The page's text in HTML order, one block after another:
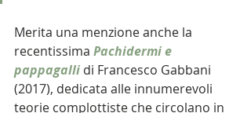
Merita una menzione anche la
recentissima Pachidermi e
pappagalli di Francesco Gabbani
(2017), dedicata alle innumerevoli
teorie complottiste che circolano in